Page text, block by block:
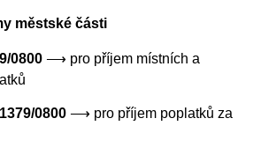
městské části
0800 ⟶ pro příjem místních a
0800 ⟶ pro příjem poplatků za